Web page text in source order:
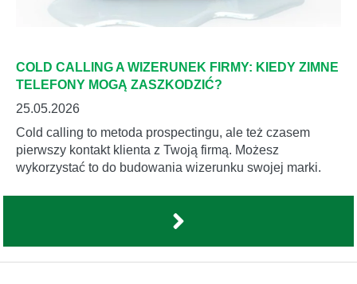
COLD CALLING A WIZERUNEK FIRMY: KIEDY ZIMNE
TELEFONY MOGĄ ZASZKODZIĆ?
25.05.2026
Cold calling to metoda prospectingu, ale też czasem
pierwszy kontakt klienta z Twoją firmą. Możesz
wykorzystać to do budowania wizerunku swojej marki.